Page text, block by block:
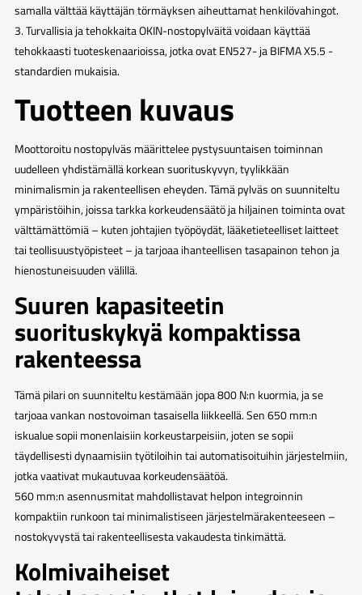
samalla välttää käyttäjän törmäyksen aiheuttamat henkilövahingot.
3. Turvallisia ja tehokkaita OKIN-nostopylväitä voidaan käyttää
tehokkaasti tuoteskenaarioissa, jotka ovat EN527- ja BIFMA X5.5 -
standardien mukaisia.
Tuotteen kuvaus
Moottoroitu nostopylväs määrittelee pystysuuntaisen toiminnan
uudelleen yhdistämällä korkean suorituskyvyn, tyylikkään
minimalismin ja rakenteellisen eheyden. Tämä pylväs on suunniteltu
ympäristöihin, joissa tarkka korkeudensäätö ja hiljainen toiminta ovat
välttämättömiä – kuten johtajien työpöydät, lääketieteelliset laitteet
tai teollisuustyöpisteet – ja tarjoaa ihanteellisen tasapainon tehon ja
hienostuneisuuden välillä.
Suuren kapasiteetin
suorituskykyä kompaktissa
rakenteessa
Tämä pilari on suunniteltu kestämään jopa 800 N:n kuormia, ja se
tarjoaa vankan nostovoiman tasaisella liikkeellä. Sen 650 mm:n
iskualue sopii monenlaisiin korkeustarpeisiin, joten se sopii
täydellisesti dynaamisiin työtiloihin tai automatisoituihin järjestelmiin,
jotka vaativat mukautuvaa korkeudensäätöä.
560 mm:n asennusmitat mahdollistavat helpon integroinnin
kompaktiin runkoon tai minimalistiseen järjestelmärakenteeseen –
nostokyvystä tai rakenteellisesta vakaudesta tinkimättä.
Kolmivaiheiset